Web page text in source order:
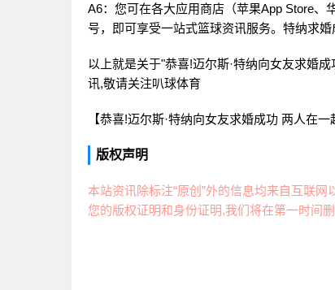
A6：您可在各大应用商店（苹果App Store、
号，即可享受一站式篮球资讯服务。特纳求婚
以上就是关于"恭喜!迈尔斯·特纳向女友求婚
讯,敬请关注叭球体育
【恭喜!迈尔斯·特纳向女友求婚成功 两人在
版权声明
本站资讯除标注“原创”外的信息均来自互联
您的版权证明和身份证明,我们将在第一时间